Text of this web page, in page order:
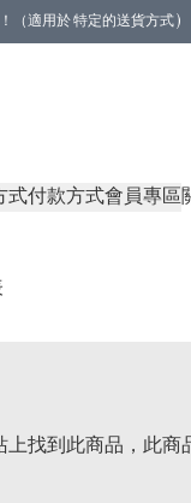
（適用於 特定的送貨方式 )
式付款方式會員專區
上找到此商品，此